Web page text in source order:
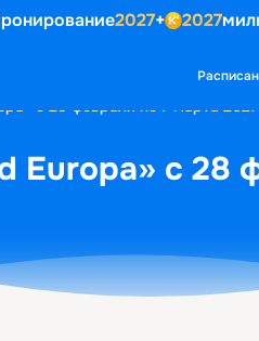
2027+ 2027
с 28 февраля по 7 марта 2027
Europa» с 28